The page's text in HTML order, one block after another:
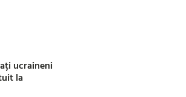
ucraineni
la